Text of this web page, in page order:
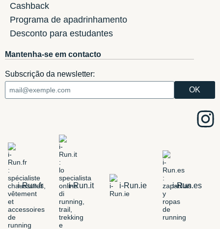
Cashback
Programa de apadrinhamento
Desconto para estudantes
Mantenha-se em contacto
Subscrição da newsletter:
i-Run.fr i-Run.it i-Run.ie i-Run.es